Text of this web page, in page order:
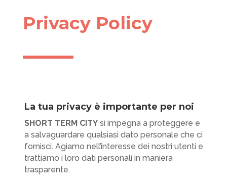
Privacy Policy
La tua privacy è importante per noi
SHORT TERM CITY si impegna a proteggere e
a salvaguardare qualsiasi dato personale che ci
fornisci. Agiamo nell’interesse dei nostri utenti e
trattiamo i loro dati personali in maniera
trasparente.